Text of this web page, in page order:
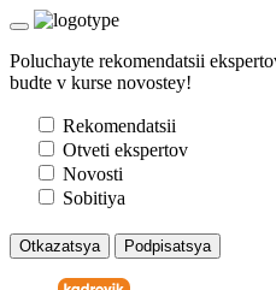
Poluchayte rekomendatsii
budte v kurse novostey!
Rekomendatsii
Otveti ekspertov
Novosti
Sobitiya
Otkazatsya Podpisatsya